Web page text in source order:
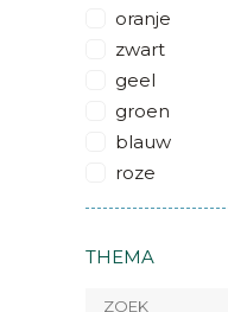
oranje
zwart
geel
groen
blauw
roze
THEMA